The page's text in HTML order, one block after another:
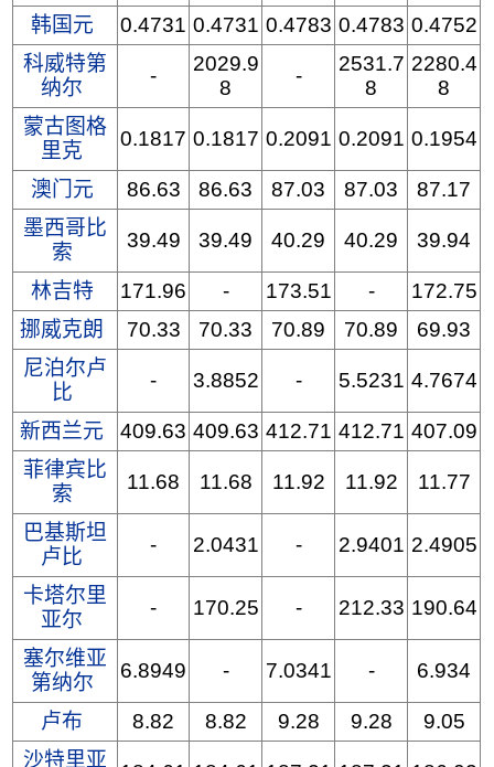
韩国元 0.4731 0.4731 0.4783 0.4783 0.4752
科威特第
纳尔
-
2029.9
8
-
2531.7
8
2280.4
8
蒙古图格
里克
0.1817 0.1817 0.2091 0.2091 0.1954
澳门元 86.63 86.63 87.03 87.03
87.17
墨西哥比
索
39.49 39.49 40.29 40.29 39.94
林吉特 171.96 - 173.51 -
172.75
挪威克朗
70.33 70.33 70.89 70.89
69.93
尼泊尔卢
比
- 3.8852 - 5.5231 4.7674
新西兰元 409.63 409.63 412.71 412.71 407.09
菲律宾比
索
11.68 11.68 11.92 11.92 11.77
巴基斯坦
卢比
- 2.0431 - 2.9401 2.4905
卡塔尔里
亚尔
- 170.25 - 212.33 190.64
塞尔维亚
第纳尔
6.8949 - 7.0341 - 6.934
卢布 8.82 8.82 9.28 9.28
9.05
沙特里亚